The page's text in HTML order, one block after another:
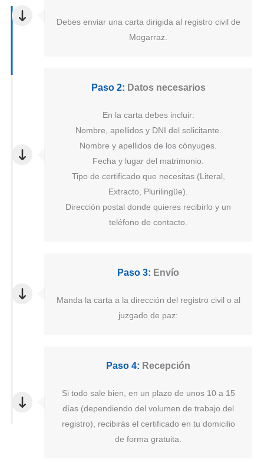
Debes enviar una carta dirigida al registro civil de
Mogarraz.
Paso 2: Datos necesarios
En la carta debes incluir:
Nombre, apellidos y DNI del solicitante.
Nombre y apellidos de los cónyuges.
Fecha y lugar del matrimonio.
Tipo de certificado que necesitas (Literal,
Extracto, Plurilingüe).
Dirección postal donde quieres recibirlo y un
teléfono de contacto.
Paso 3: Envío
Manda la carta a la dirección del registro civil o al
juzgado de paz:
Paso 4: Recepción
Si todo sale bien, en un plazo de unos 10 a 15
días (dependiendo del volumen de trabajo del
registro), recibirás el certificado en tu domicilio
de forma gratuita.